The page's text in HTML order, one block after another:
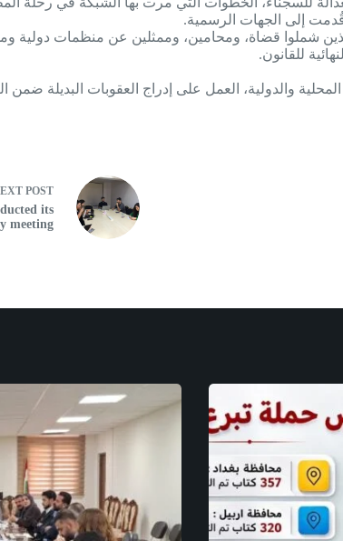
قُدمت إلى الجهات الرسمية.
شملوا قضاة، ومحامين، وممثلين عن منظمات دولية
للقانون.
والدولية، العمل على إدراج العقوبات البديلة
POST
its
meeting